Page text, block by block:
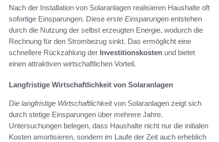
Nach der Installation von Solaranlagen realisieren Haushalte oft
sofortige Einsparungen. Diese erste Einsparungen entstehen
durch die Nutzung der selbst erzeugten Energie, wodurch die
Rechnung für den Strombezug sinkt. Das ermöglicht eine
schnellere Rückzahlung der Investitionskosten und bietet
einen attraktiven wirtschaftlichen Vorteil.
Langfristige Wirtschaftlichkeit von Solaranlagen
Die langfristige Wirtschaftlichkeitvon Solaranlagen zeigt sich
durch stetige Einsparungen über mehrere Jahre.
Untersuchungen belegen, dass Haushalte nicht nur die initialen
Kosten amortisieren, sondern im Laufe der Zeit auch erheblich